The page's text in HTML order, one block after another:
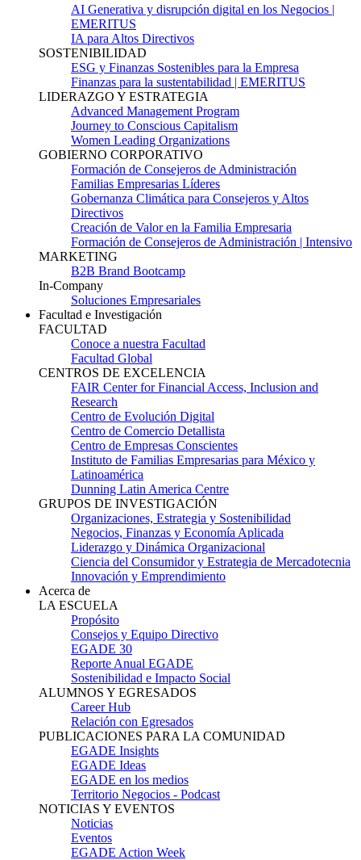
AI Generativa y disrupción digital en los Negocios |
EMERITUS
IA para Altos Directivos
SOSTENIBILIDAD
ESG y Finanzas Sostenibles para la Empresa
Finanzas para la sustentabilidad | EMERITUS
LIDERAZGO Y ESTRATEGIA
Advanced Management Program
Journey to Conscious Capitalism
Women Leading Organizations
GOBIERNO CORPORATIVO
Formación de Consejeros de Administración
Familias Empresarias Líderes
Gobernanza Climática para Consejeros y Altos
Directivos
Creación de Valor en la Familia Empresaria
Formación de Consejeros de Administración | Intensivo
MARKETING
B2B Brand Bootcamp
In-Company
Soluciones Empresariales
Facultad e Investigación
FACULTAD
Conoce a nuestra Facultad
Facultad Global
CENTROS DE EXCELENCIA
FAIR Center for Financial Access, Inclusion and
Research
Centro de Evolución Digital
Centro de Comercio Detallista
Centro de Empresas Conscientes
Instituto de Familias Empresarias para México y
Latinoamérica
Dunning Latin America Centre
GRUPOS DE INVESTIGACIÓN
Organizaciones, Estrategia y Sostenibilidad
Negocios, Finanzas y Economía Aplicada
Liderazgo y Dinámica Organizacional
Ciencia del Consumidor y Estrategia de Mercadotecnia
Innovación y Emprendimiento
Acerca de
LA ESCUELA
Propósito
Consejos y Equipo Directivo
EGADE 30
Reporte Anual EGADE
Sostenibilidad e Impacto Social
ALUMNOS Y EGRESADOS
Career Hub
Relación con Egresados
PUBLICACIONES PARA LA COMUNIDAD
EGADE Insights
EGADE Ideas
EGADE en los medios
Territorio Negocios - Podcast
NOTICIAS Y EVENTOS
Noticias
Eventos
EGADE Action Week